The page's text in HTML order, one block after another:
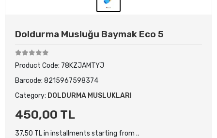
Doldurma Musluğu Baymak Eco 5
Product Code: 78KZJAMTYJ
Barcode: 8215967598374
Category: DOLDURMA MUSLUKLARI
450,00 TL
37,50 TL in installments starting from ..